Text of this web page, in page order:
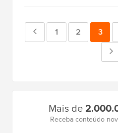
PáginaPágina
1 Página
2 3
Mais de
Receba conteúdo